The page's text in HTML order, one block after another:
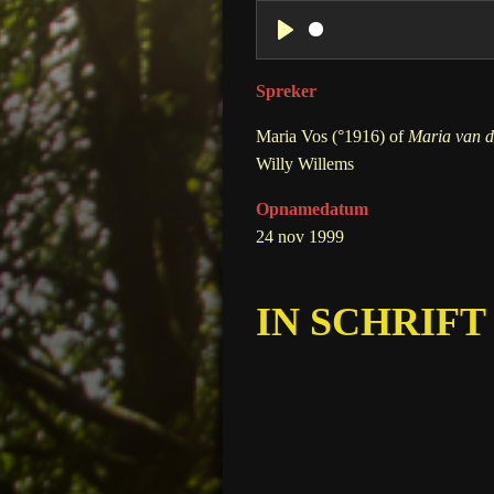
P
l
y
Spreker
Maria Vos (°1916) of Maria van
Willy Willems
Opnamedatum
24 nov 1999
IN SCHRIFT